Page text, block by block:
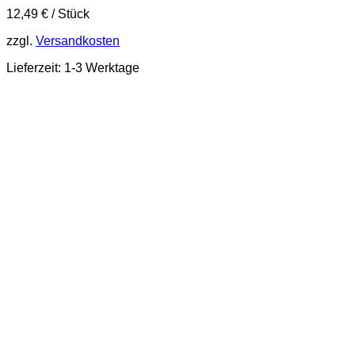
12,49 € / Stück
zzgl. Versandkosten
Lieferzeit: 1-3 Werktage